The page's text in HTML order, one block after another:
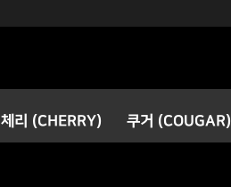
체리 (CHERRY) 쿠거 (COUGAR)